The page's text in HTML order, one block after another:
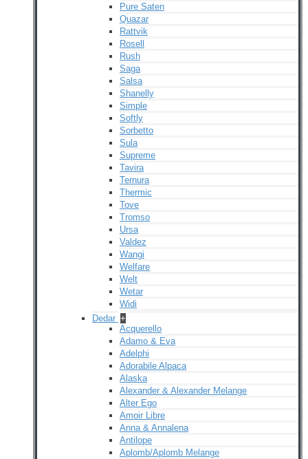
Pure Saten
Quazar
Rattvik
Rosell
Rush
Saga
Salsa
Shanelly
Simple
Softly
Sorbetto
Sula
Supreme
Tavira
Ternura
Thermic
Tove
Tromso
Ursa
Valdez
Wangi
Welfare
Welt
Wetar
Widi
Dedar +
Acquerello
Adamo & Eva
Adelphi
Adorabile Alpaca
Alaska
Alexander & Alexander Melange
Alter Ego
Amoir Libre
Anna & Annalena
Antilope
Aplomb/Aplomb Melange